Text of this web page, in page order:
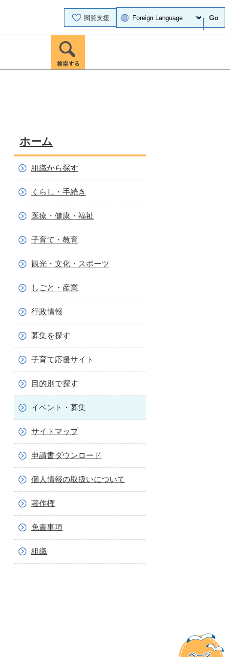
閲覧支援 Go
ホーム
組織から探す
くらし・手続き
医療・健康・福祉
子育て・教育
観光・文化・スポーツ
しごと・産業
行政情報
募集を探す
子育て応援サイト
目的別で探す
イベント・募集
サイトマップ
申請書ダウンロード
個人情報の取扱いについて
著作権
免責事項
組織